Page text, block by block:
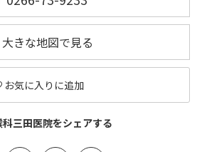
大きな地図で見る
お気に入りに追加
三田医院をシェアする